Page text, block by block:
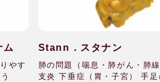
ム
やす
Stann．スタナン
肺の問題（喘息・肺がん・肺
支炎 下垂症（胃・子宮） 手足